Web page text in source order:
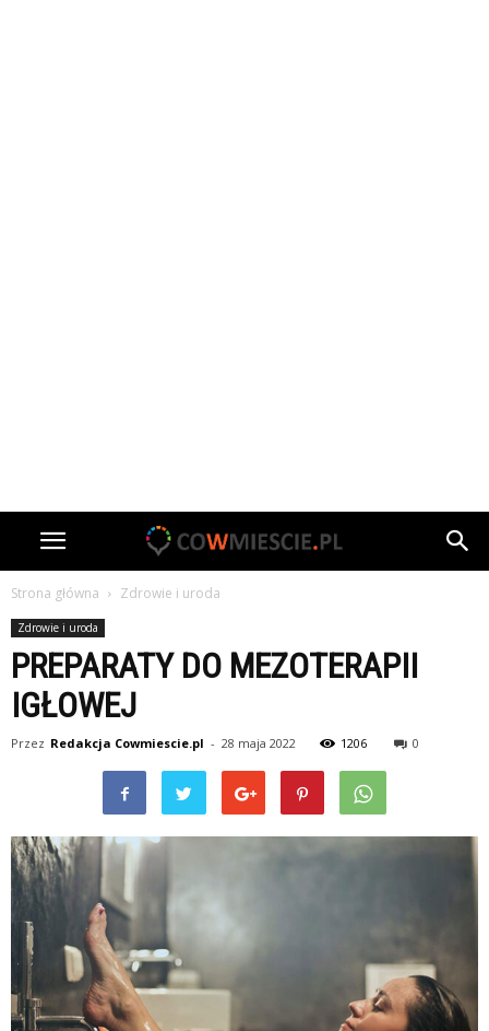
Strona główna Zdrowie i uroda
Zdrowie i uroda
PREPARATY DO MEZOTERAPII
IGŁOWEJ
Przez Redakcja Cowmiescie.pl - 28 maja 2022 1206 0